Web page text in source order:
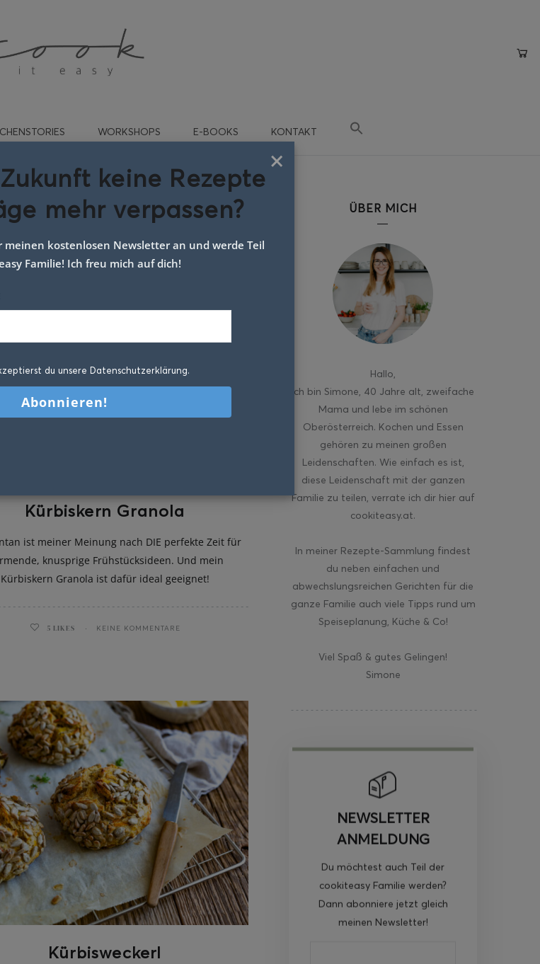
WORKSHOPS E-BOOKS KONTAKT
Fingerfood
Kürbiskern Granola
ist meiner Meinung nach DIE perfekte Zeit für
knusprige Frühstücksideen. Und mein
Kürbiskern Granola ist dafür ideal geeignet!
5 LIKES KEINE KOMMENTARE
Kürbisweckerl
ÜBER MICH
Hallo
ich bin Simone, 40 Jahre alt, zweifache
Mama und lebe im schönen
Oberösterreich. Kochen und Essen
gehören zu meinen großen
Leidenschaften. Wie einfach es ist,
diese Leidenschaft mit der ganzen
Familie zu teilen, verrate ich dir hier auf
cookiteasy.at.
In meiner Rezepte-Sammlung findest
du neben einfachen und
abwechslungsreichen Gerichten für die
ganze Familie auch viele Tipps rund um
Speiseplanung, Küche & Co!
Viel Spaß & gutes Gelingen!
Simone
NEWSLETTER
ANMELDUNG
Du möchtest auch Teil der
cookiteasy Familie werden?
Dann abonniere jetzt gleich
meinen Newsletter!
×
keine Rezepte
mehr verpassen?
meinen kostenlosen Newsletter an und werde Teil
Familie! Ich freu mich auf dich!
du unsere Datenschutzerklärung.